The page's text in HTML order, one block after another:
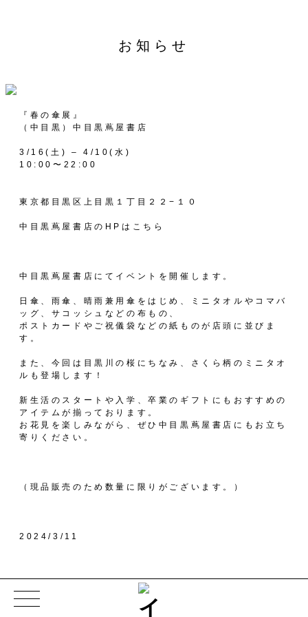
お知らせ
『春の傘展』
（中目黒）中目黒蔦屋書店
3/16(土) – 4/10(水)
10:00〜22:00
東京都目黒区上目黒１丁目２２−１０
中目黒蔦屋書店のHPは こちら
中目黒蔦屋書店にてイベントを開催します。
日傘、雨傘、晴雨兼用傘をはじめ、ミニタオルやコマバ
ッグ、サコッシュなどの布もの、
ポストカードやご祝儀袋などの紙ものが店頭に並びま
す。
また、今回は目黒川の桜にちなみ、さくら柄のミニタオ
ルも登場します！
新生活のスタートや入学、卒業のギフトにもおすすめの
アイテムが揃っております。
お花見を楽しみながら、ぜひ中目黒蔦屋書店にもお立ち
寄りください。
（現品販売のため数量に限りがございます。）
2024/3/11